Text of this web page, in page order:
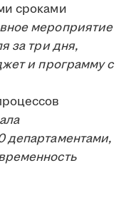
сроками
мероприятие
за три дня,
и программу с
департаментами,